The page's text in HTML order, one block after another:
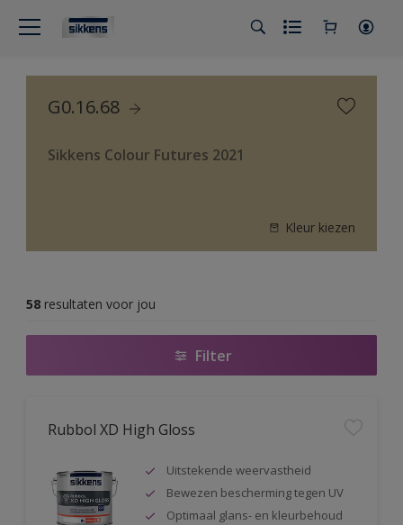
G0.16.68
Sikkens Colour Futures 2021
Kleur kiezen
58 resultaten voor jou
Filter
Rubbol XD High Gloss
Uitstekende weervastheid
Bewezen bescherming tegen UV
Optimaal glans- en kleurbehoud